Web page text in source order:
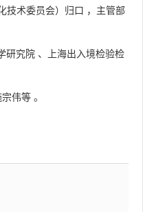
技术委员会）归口 ，主管部
研究院 、
上海出入境检验检
宗伟等 。